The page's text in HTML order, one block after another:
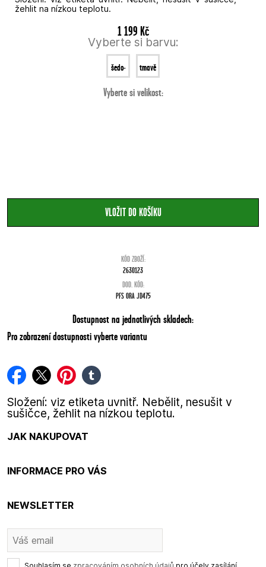
žehlit na nízkou teplotu.
1 199 Kč
Vyberte si barvu:
šedo-
černá
tmavě
modrá
Vyberte si velikost:
KÓD ZBOŽÍ:
2630123
DOD. KÓD:
PFS ORA JD475
Dostupnost na jednotlivých skladech:
Pro zobrazení dostupnosti vyberte variantu
facebook
twitterpinterest
tumblr
Složení: viz etiketa uvnitř. Nebělit, nesušit v
sušičce, žehlit na nízkou teplotu.
JAK NAKUPOVAT
INFORMACE PRO VÁS
NEWSLETTER